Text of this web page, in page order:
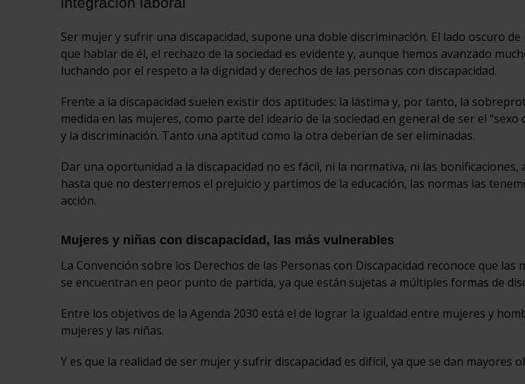
Ser mujer y sufrir una discapacidad, supone una doble discriminación. El lado oscuro de
que hablar de él, el rechazo de la sociedad es evidente y, aunque hemos avanzado
luchando por el respeto a la dignidad y derechos de las personas con discapacidad.
Frente a la discapacidad suelen existir dos aptitudes: la lástima y, por tanto, la
medida en las mujeres, como parte del ideario de la sociedad en general de ser el
y la discriminación. Tanto una aptitud como la otra deberían de ser eliminadas.
Dar una oportunidad a la discapacidad no es fácil, ni la normativa, ni las bonificaciones,
hasta que no desterremos el prejuicio y partimos de la educación, las normas las
acción.
Mujeres y niñas con discapacidad, las más vulnerables
La Convención sobre los Derechos de las Personas con Discapacidad reconoce que las
se encuentran en peor punto de partida, ya que están sujetas a múltiples formas de
Entre los objetivos de la Agenda 2030 está el de lograr la igualdad entre mujeres y
mujeres y las niñas.
Y es que la realidad de ser mujer y sufrir discapacidad es difícil, ya que se dan mayores